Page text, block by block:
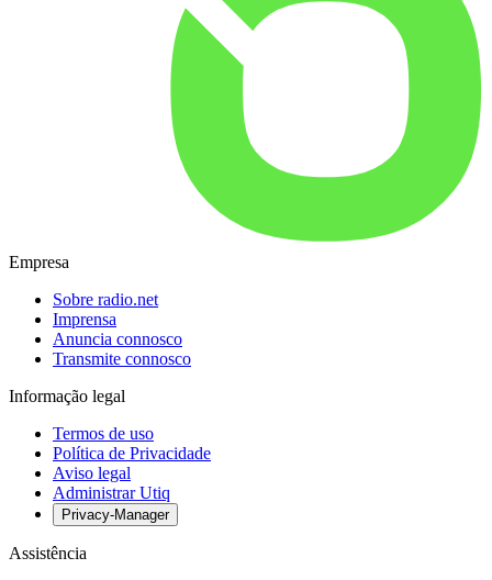
Empresa
Sobre radio.net
Imprensa
Anuncia connosco
Transmite connosco
Informação legal
Termos de uso
Política de Privacidade
Aviso legal
Administrar Utiq
Privacy-Manager
Assistência